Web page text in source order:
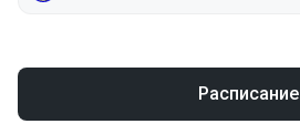
Расписание